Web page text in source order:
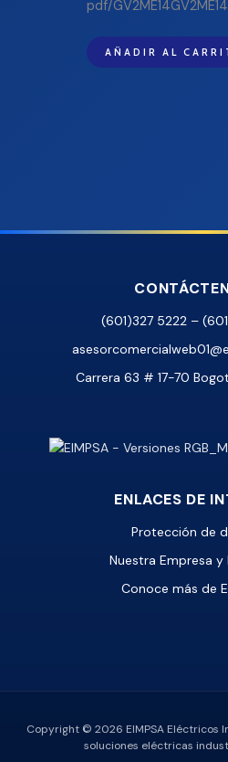
pdf/GV2ME14GV2ME14
AÑADIR AL
(601)327 5222 –
Carrera 63 # 17-70
ENLACES DE
Protección de
Nuestra Empresa y
Conoce más de
Copyright © 2026 EIMPSA Eléctricos
soluciones eléctricas